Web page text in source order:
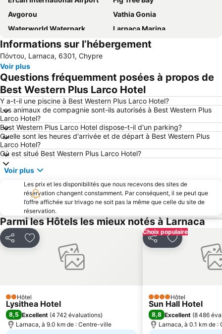
Avgorou
Vathia Gonia
Waterworld Waterpark
Larnaca Marina
Pernera A
Konnos Bay
Municipality Sporting Center of Strovolos
Makronissos
Mckenzie Beach
landa
Ledra
Mazotos
Katsarka
Ellinas
Phinikoudes Beach
Ayia Anna
Tochni
Ammos of Kabouri
Agia Thekla
Zigi
Pantachou
Informations sur l’hébergement
Πόντου, Larnaca, 6301, Chypre
Voir plus
Questions fréquemment posées à propos de
Best Western Plus Larco Hotel
Y a-t-il une piscine à Best Western Plus Larco Hotel?
Les animaux de compagnie sont-ils autorisés à Best Western Plus
Larco Hotel?
Best Western Plus Larco Hotel dispose-t-il d'un parking?
Quelle sont les heures d'arrivée et de départ à Best Western Plus
Larco Hotel?
Où est situé Best Western Plus Larco Hotel?
Voir plus
Les prix et les disponibilités que nous recevons des sites de
réservation changent constamment. Par conséquent, il se peut que
l’offre affichée sur trivago ne soit pas la même que celle du site de
réservation.
Parmi les Hôtels les mieux notés à Larnaca
PartagerAjouter à mes favoris
2 Étoiles
Hôtel
Lysithea Hotel
8,5 Excellent (4 742 évaluations)
Larnaca, à 9.0 km de : Centre-ville
Choix populaire
PartagerAjouter à
4 ÉtoilesHôtel
Sun Hall Hotel
8,8 Excellent (8 486
Larnaca, à 0.1 km de